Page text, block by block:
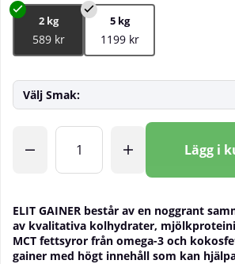
2 kg
589 kr
5 kg
1199 kr
Välj Smak:
Lägg i
ELIT GAINER består av en noggrant
av kvalitativa kolhydrater,
MCT fettsyror från omega-3 och
gainer med högt innehåll som kan